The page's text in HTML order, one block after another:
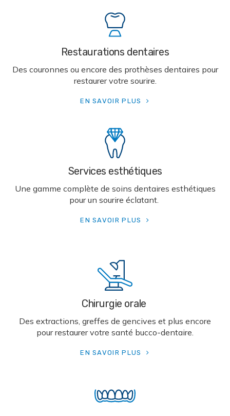
Restaurations dentaires
Des couronnes ou encore des prothèses dentaires pour
restaurer votre sourire.
EN SAVOIR PLUS
Services esthétiques
Une gamme complète de soins dentaires esthétiques
pour un sourire éclatant.
EN SAVOIR PLUS
Chirurgie orale
Des extractions, greffes de gencives et plus encore
pour restaurer votre santé bucco-dentaire.
EN SAVOIR PLUS